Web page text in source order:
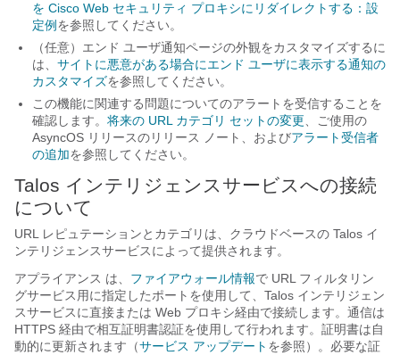
を Cisco Web セキュリティ プロキシにリダイレクトする：設
定例 を参照してください。
（任意）エンド ユーザ通知ページの外観をカスタマイズするに
は、 サイトに悪意がある場合にエンド ユーザに表示する通知の
カスタマイズを参照してください。
この機能に関連する問題についてのアラートを受信することを
確認します。 将来の URL カテゴリ セットの変更 、ご使用の
AsyncOS リリースのリリース ノート、およびアラート受信者
の追加を参照してください。
Talos インテリジェンスサービスへの接続
について
URL レピュテーションとカテゴリは、クラウドベースの Talos イ
ンテリジェンスサービスによって提供されます。
アプライアンス は、 ファイアウォール情報で URL フィルタリン
グサービス用に指定したポートを使用して、 Talos インテリジェン
スサービスに直接または Web プロキシ経由で接続します。通信は
HTTPS 経由で相互証明書認証を使用して行われます。証明書は自
動的に更新されます（サービス アップデート を参照）。必要な証